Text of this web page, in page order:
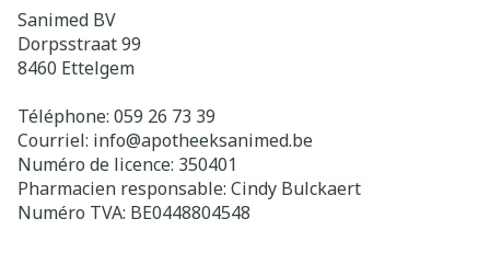
Sanimed BV
Dorpsstraat 99
8460 Ettelgem
Téléphone: 059 26 73 39
Courriel: info@apotheeksanimed.be
Numéro de licence: 350401
Pharmacien responsable: Cindy Bulckaert
Numéro TVA: BE0448804548